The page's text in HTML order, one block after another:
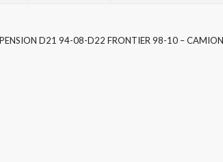
D21 94-08-D22 FRONTIER 98-10 –